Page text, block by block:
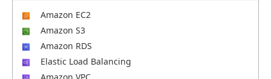
Amazon EC2
Amazon S3
Amazon RDS
Elastic Load Balancing